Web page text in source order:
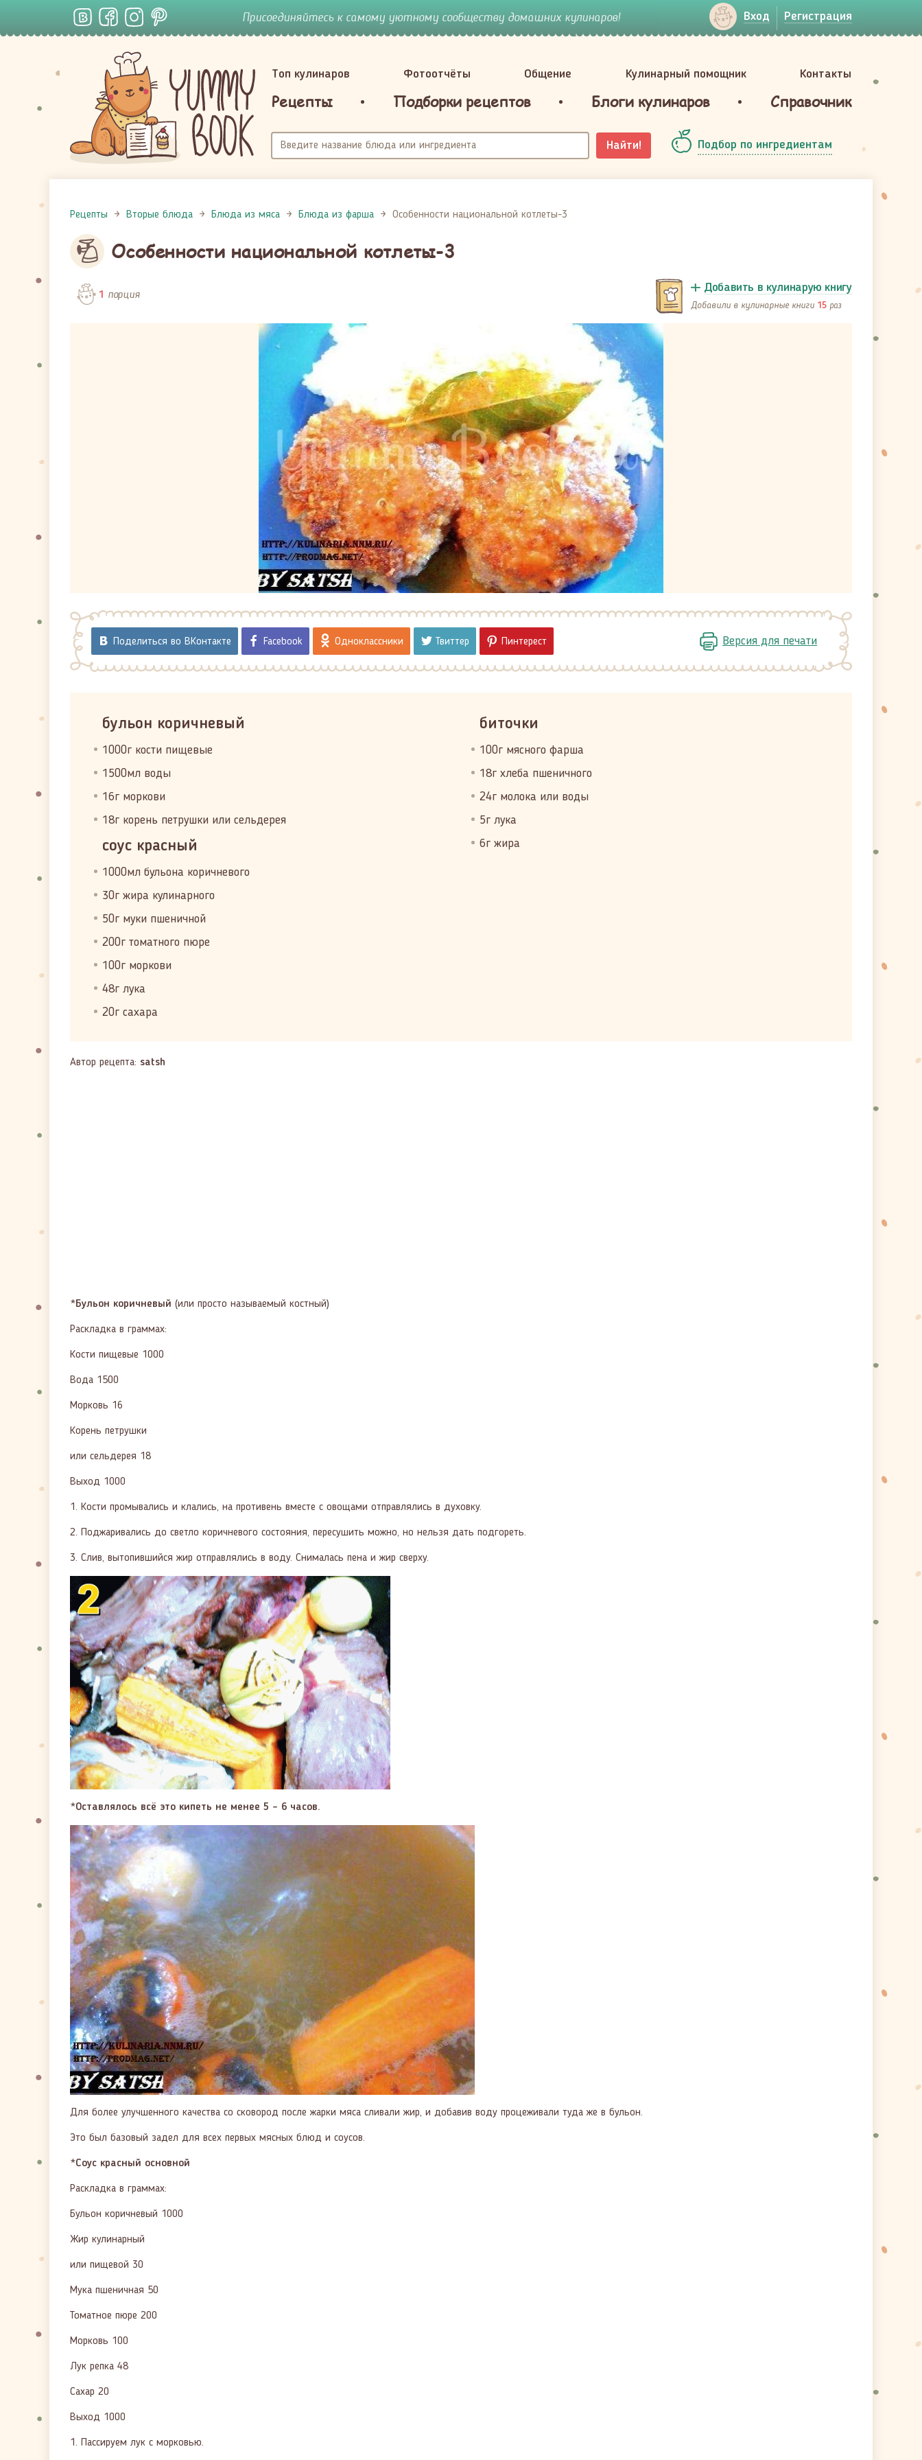
Присоединяйтесь к самому уютному сообществу домашних кулинаров! Вход Регистрация
Топ кулинаров Фотоотчёты Общение Кулинарный помощник Контакты
Рецепты Подборки рецептов Блоги кулинаров Справочник
Найти! Подбор по ингредиентам
Рецепты Вторые блюда Блюда из мяса Блюда из фарша Особенности национальной котлеты-3
Особенности национальной котлеты-3
1 порция Добавить в кулинарую книгу
Добавили в кулинарные книги 15 раз
Поделиться во ВКонтакте Facebook Одноклассники Твиттер Пинтерест Версия для печати
бульон коричневый
1000г кости пищевые
1500мл воды
16г моркови
18г корень петрушки или сельдерея
соус красный
1000мл бульона коричневого
30г жира кулинарного
50г муки пшеничной
200г томатного пюре
100г моркови
48г лука
20г сахара
биточки
100г мясного фарша
18г хлеба пшеничного
24г молока или воды
5г лука
6г жира
Автор рецепта: satsh
*Бульон коричневый (или просто называемый костный)
Раскладка в граммах:
Кости пищевые 1000
Вода 1500
Морковь 16
Корень петрушки
или сельдерея 18
Выход 1000
1. Кости промывались и клались, на противень вместе с овощами отправлялись в духовку.
2. Поджаривались до светло коричневого состояния, пересушить можно, но нельзя дать подгореть.
3. Слив, вытопившийся жир отправлялись в воду. Снималась пена и жир сверху.
*Оставлялось всё это кипеть не менее 5 – 6 часов.
Для более улучшенного качества со сковород после жарки мяса сливали жир, и добавив воду процеживали туда же в бульон.
Это был базовый задел для всех первых мясных блюд и соусов.
*Соус красный основной
Раскладка в граммах:
Бульон коричневый 1000
Жир кулинарный
или пищевой 30
Мука пшеничная 50
Томатное пюре 200
Морковь 100
Лук репка 48
Сахар 20
Выход 1000
1. Пассируем лук с морковью.